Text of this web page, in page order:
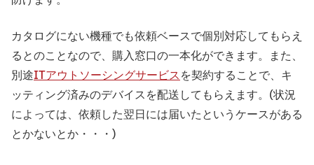
カタログにない機種でも依頼ベースで個別対応してもらえ
るとのことなので、購入窓口の一本化ができます。また、
別途ITアウトソーシングサービスを契約することで、キ
ッティング済みのデバイスを配送してもらえます。(状況
によっては、依頼した翌日には届いたというケースがある
とかないとか・・・)